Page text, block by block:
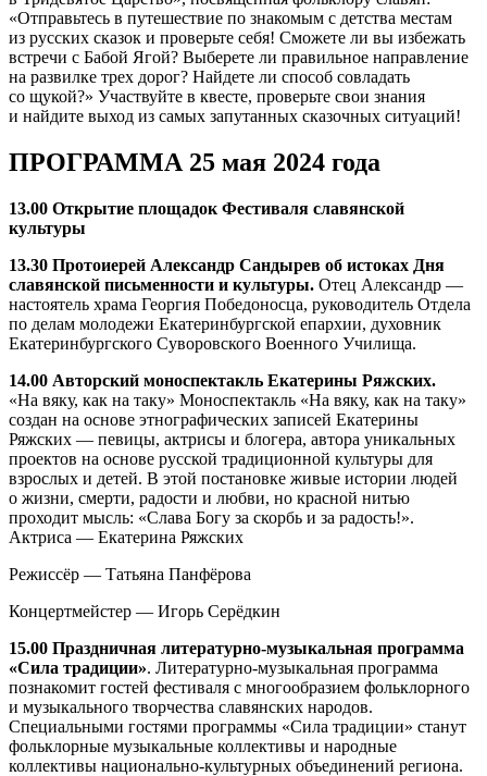
«Отправьтесь в путешествие по знакомым с детства местам
из русских сказок и проверьте себя! Сможете ли вы избежать
встречи с Бабой Ягой? Выберете ли правильное направление
на развилке трех дорог? Найдете ли способ совладать
со щукой?» Участвуйте в квесте, проверьте свои знания
и найдите выход из самых запутанных сказочных ситуаций!
ПРОГРАММА 25 мая 2024 года
13.00 Открытие площадок Фестиваля славянской
культуры
13.30 Протоиерей Александр Сандырев об истоках Дня
славянской письменности и культуры. Отец Александр —
настоятель храма Георгия Победоносца, руководитель Отдела
по делам молодежи Екатеринбургской епархии, духовник
Екатеринбургского Суворовского Военного Училища.
14.00 Авторский моноспектакль Екатерины Ряжских.
«На вяку, как на таку» Моноспектакль «На вяку, как на таку»
создан на основе этнографических записей Екатерины
Ряжских — певицы, актрисы и блогера, автора уникальных
проектов на основе русской традиционной культуры для
взрослых и детей. В этой постановке живые истории людей
о жизни, смерти, радости и любви, но красной нитью
проходит мысль: «Слава Богу за скорбь и за радость!».
Актриса — Екатерина Ряжских
Режиссёр — Татьяна Панфёрова
Концертмейстер — Игорь Серёдкин
15.00 Праздничная литературно-музыкальная программа
«Сила традиции». Литературно-музыкальная программа
познакомит гостей фестиваля с многообразием фольклорного
и музыкального творчества славянских народов.
Специальными гостями программы «Сила традиции» станут
фольклорные музыкальные коллективы и народные
коллективы национально-культурных объединений региона.